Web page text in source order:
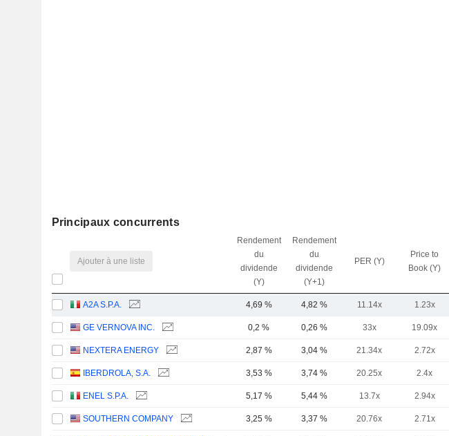
Principaux concurrents
Ajouter à une liste
Rendement
du
dividende
(Y)
Rendement
du
dividende
(Y+1)
PER (Y)
Price to
Book (Y)
A2A S.P.A. 4,69 % 4,82 % 11.14x 1.23x
GE VERNOVA INC. 0,2 % 0,26 % 33x 19.09x
NEXTERA ENERGY 2,87 % 3,04 % 21.34x 2.72x
IBERDROLA, S.A. 3,53 % 3,74 % 20.25x 2.4x
ENEL S.P.A. 5,17 % 5,44 % 13.7x 2.94x
SOUTHERN COMPANY 3,25 % 3,37 % 20.76x 2.71x